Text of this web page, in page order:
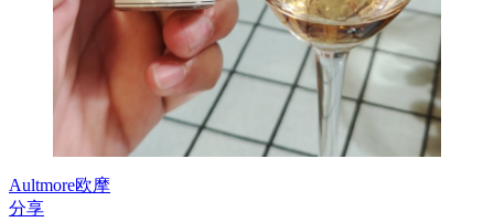
Aultmore欧摩
分享